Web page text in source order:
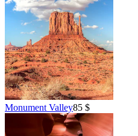
Monument Valley85 $